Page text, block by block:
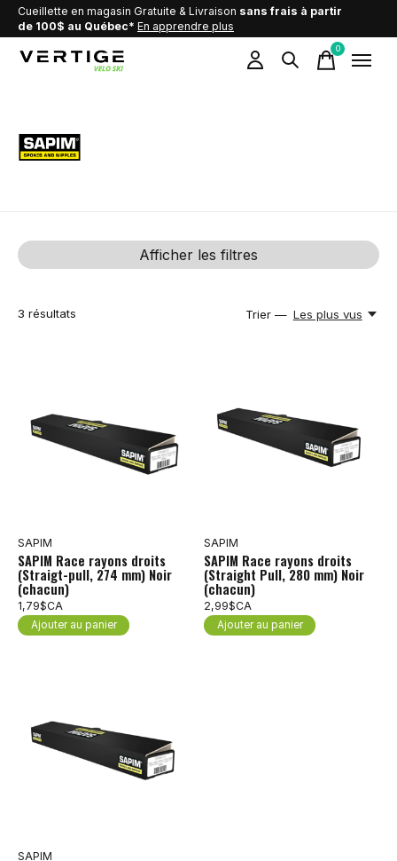
Cueillette en magasin Gratuite & Livraison sans frais à partir
de 100$ au Québec* En apprendre plus
0items
SAPIM
Afficher les filtres
3 résultats Trier — Les plus vus
SAPIM
SAPIM Race rayons droits
(Straigt-pull, 274 mm) Noir
(chacun)
1,79$CA
Ajouter au panier
SAPIM
SAPIM Race rayons droits
(Straight Pull, 280 mm) Noir
(chacun)
2,99$CA
Ajouter au panier
SAPIM